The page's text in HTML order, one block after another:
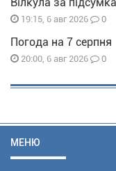
Вілкула за
19:15, 6 авг 2026 0
Погода на 7 серпня
20:00, 6 авг 2026 0
МЕНЮ